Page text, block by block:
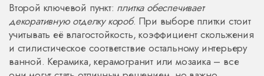
Второй ключевой пункт: плитка обеспечивает
декоративную отделку короб. При выборе плитки стоит
учитывать её влагостойкость, коэффициент скольжения
и стилистическое соответствие остальному интерьеру
ванной. Керамика, керамогранит или мозаика – все